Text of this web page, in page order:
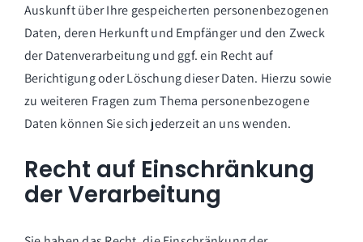
Auskunft über Ihre gespeicherten personenbezogenen
Daten, deren Herkunft und Empfänger und den Zweck
der Datenverarbeitung und ggf. ein Recht auf
Berichtigung oder Löschung dieser Daten. Hierzu sowie
zu weiteren Fragen zum Thema personenbezogene
Daten können Sie sich jederzeit an uns wenden.
Recht auf Einschränkung
der Verarbeitung